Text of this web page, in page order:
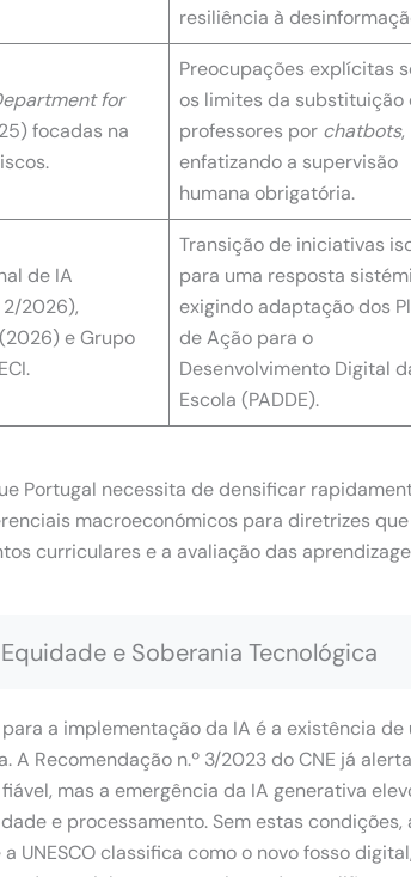
resiliência à
for
focadas na
Preocupações explícitas
os limites da substituição
professores por chatbots,
enfatizando a supervisão
humana obrigatória.
de IA
2/2026),
e Grupo
Transição de iniciativas
para uma resposta
exigindo adaptação dos
de Ação para o
Desenvolvimento Digital
Escola (PADDE).
Portugal necessita de densificar
macroeconómicos para diretrizes que
curriculares e a avaliação das
e Soberania Tecnológica
a implementação da IA é a existência de
Recomendação n.º 3/2023 do CNE já
mas a emergência da IA generativa
e processamento.Sem estas condições,
UNESCO classifica como o novo fosso digital,